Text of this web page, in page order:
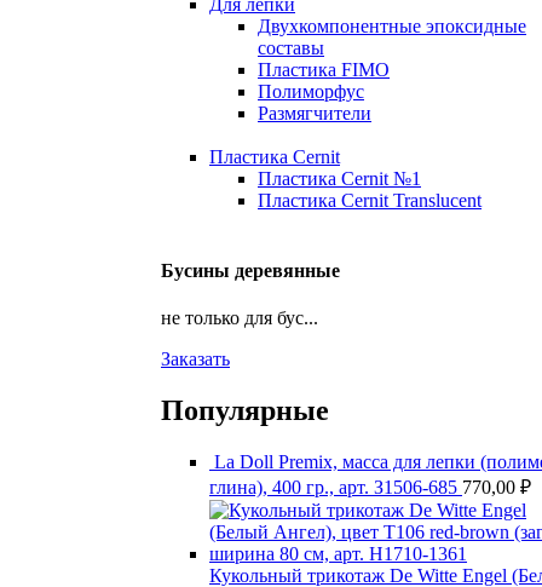
Для лепки
Двухкомпонентные эпоксидные
составы
Пластика FIMO
Полиморфус
Размягчители
Пластика Cernit
Пластика Cernit №1
Пластика Cernit Translucent
Бусины деревянные
не только для бус...
Заказать
Популярные
La Doll Premix, масса для лепки
глина), 400 гр., арт. З1506-685 770,00 ₽
Кукольный трикотаж De Witte Engel